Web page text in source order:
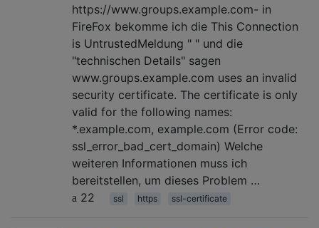
https://www.groups.example.com- in
FireFox bekomme ich die This Connection
is UntrustedMeldung " " und die
"technischen Details" sagen
www.groups.example.com uses an invalid
security certificate. The certificate is only
valid for the following names:
*.example.com, example.com (Error code:
ssl_error_bad_cert_domain) Welche
weiteren Informationen muss ich
bereitstellen, um dieses Problem …
22
ssl https ssl-certificate